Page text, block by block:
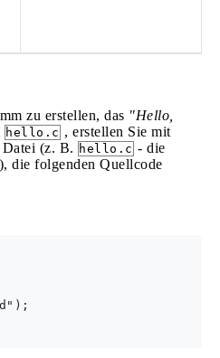
zu erstellen, das "Hello,
hello.c , erstellen Sie mit
(z. B. hello.c - die
), die folgenden Quellcode